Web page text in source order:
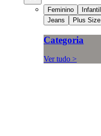
Feminino Infantil
Jeans
Plus Size
Categoria
Ver tudo >